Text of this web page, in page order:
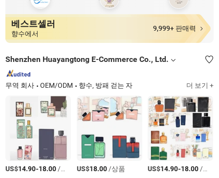
베스트셀러
향수에서
9,999+ 판매력
Shenzhen Huayangtong E-Commerce Co., Ltd.
무역 회사 OEM/ODM 향수, 방패 걷는 자 더 보기 +
US$14.90-18.00/상품 US$18.00/상품 US$14.90-18.00/상품